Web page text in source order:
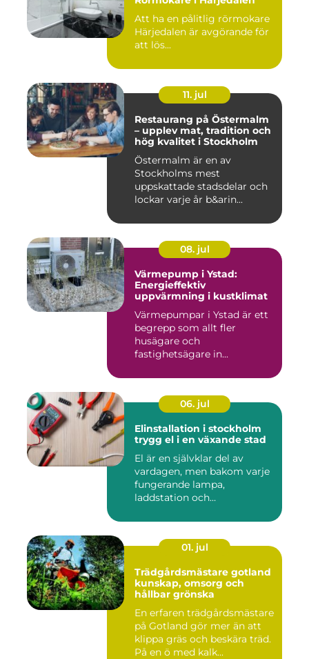
Att ha en pålitlig rörmokare
Härjedalen är avgörande för
att lös...
11. jul
Restaurang på Östermalm
– upplev mat, tradition och
hög kvalitet i Stockholm
Östermalm är en av
Stockholms mest
uppskattade stadsdelar och
lockar varje år b&arin...
08. jul
Värmepump i Ystad:
Energieffektiv
uppvärmning i kustklimat
Värmepumpar i Ystad är ett
begrepp som allt fler
husägare och
fastighetsägare in...
06. jul
Elinstallation i stockholm
trygg el i en växande stad
El är en självklar del av
vardagen, men bakom varje
fungerande lampa,
laddstation och
01. jul
Trädgårdsmästare gotland
kunskap, omsorg och
hållbar grönska
En erfaren trädgårdsmästare
på Gotland gör mer än att
klippa gräs och beskära träd.
På en ö med kalk...